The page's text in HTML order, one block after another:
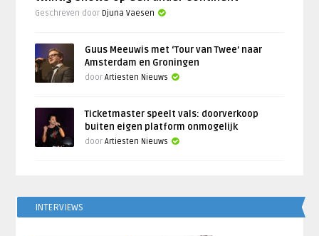
Geschreven door Djuna Vaesen
Guus Meeuwis met ‘Tour van Twee’ naar
Amsterdam en Groningen
doorArtiesten Nieuws
Ticketmaster speelt vals: doorverkoop
buiten eigen platform onmogelijk
doorArtiesten Nieuws
INTERVIEWS